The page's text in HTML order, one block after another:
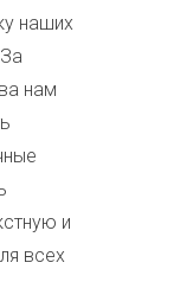
наших
нам
и
всех